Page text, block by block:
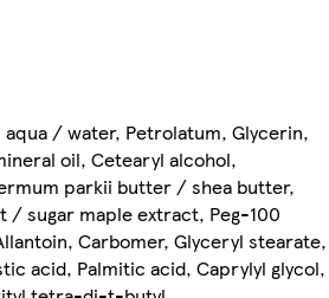
aqua / water, Petrolatum, Glycerin,
oil, Cetearyl alcohol,
parkii butter / shea butter,
/ sugar maple extract, Peg-100
Carbomer, Glyceryl stearate,
acid, Palmitic acid, Caprylyl glycol,